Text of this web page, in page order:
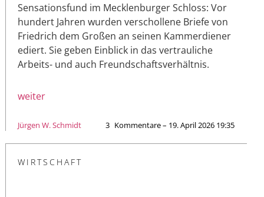
Sensationsfund im Mecklenburger Schloss: Vor
hundert Jahren wurden verschollene Briefe von
Friedrich dem Großen an seinen Kammerdiener
ediert. Sie geben Einblick in das vertrauliche
Arbeits- und auch Freundschaftsverhältnis.
weiter
Jürgen W. Schmidt 3 Kommentare – 19. April 2026 19:35
WIRTSCHAFT